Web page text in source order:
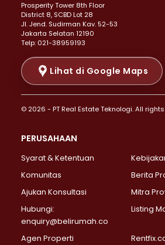
Properti Dijual di Menteng >
Properti Dijual di Senen >
Properti Dijual di Tanah Abang >
Properti Dijual di Cikini >
Properti Dijual di Kramat >
Properti Dijual di Pasar Baru >
Properti Dijual di Bendungan Hilir >
Properti Dijual di Jakarta
Properti Dijual di Lebak Bulus >
Properti Dijual di Gandaria Selatan >
Properti Dijual di Pondok Labu >
Properti Dijual di Lenteng Agung >
Properti Dijual di Senayan >
Properti Dijual di Pondok Pinang >
Prosperity Tower 8th Floor
District 8, SCBD Lot 28
JI. Jend. Sudirman Kav. 52-53
Jakarta Selatan 12190
Telp: 021-38959193
Lihat di Google Maps
© 2026 - PT Real Estate Teknologi. All
PERUSAHAAN
Syarat & Ketentuan
Komunitas
Berita
Ajukan Konsultasi
Mitra
Hubungi:
enquiry@belirumah.co
Listing
Agen Properti